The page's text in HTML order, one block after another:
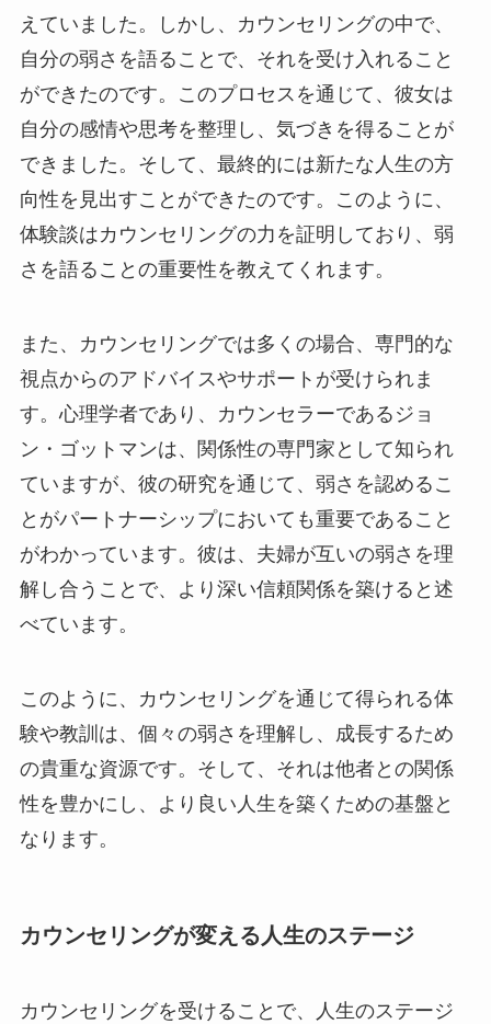
えていました。しかし、カウンセリングの中で、
自分の弱さを語ることで、それを受け入れること
ができたのです。このプロセスを通じて、彼女は
自分の感情や思考を整理し、気づきを得ることが
できました。そして、最終的には新たな人生の方
向性を見出すことができたのです。このように、
体験談はカウンセリングの力を証明しており、弱
さを語ることの重要性を教えてくれます。
また、カウンセリングでは多くの場合、専門的な
視点からのアドバイスやサポートが受けられま
す。心理学者であり、カウンセラーであるジョ
ン・ゴットマンは、関係性の専門家として知られ
ていますが、彼の研究を通じて、弱さを認めるこ
とがパートナーシップにおいても重要であること
がわかっています。彼は、夫婦が互いの弱さを理
解し合うことで、より深い信頼関係を築けると述
べています。
このように、カウンセリングを通じて得られる体
験や教訓は、個々の弱さを理解し、成長するため
の貴重な資源です。そして、それは他者との関係
性を豊かにし、より良い人生を築くための基盤と
なります。
カウンセリングが変える人生のステージ
カウンセリングを受けることで、人生のステージ